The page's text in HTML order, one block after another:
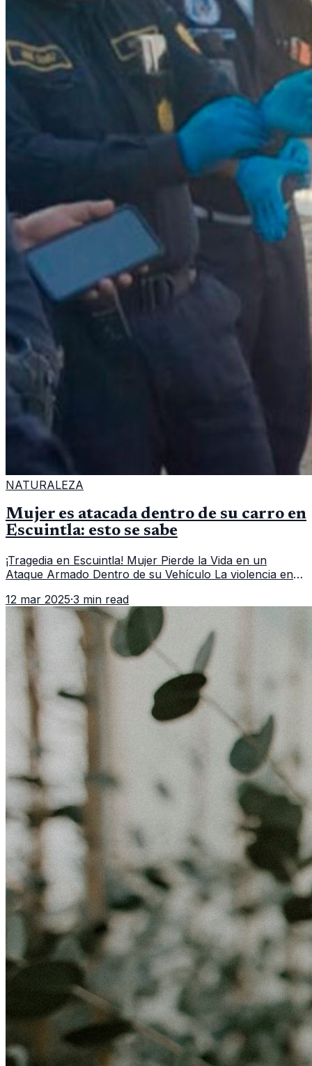
NATURALEZA
Mujer es atacada dentro de su carro en
Escuintla: esto se sabe
¡Tragedia en Escuintla! Mujer Pierde la Vida en un
Ataque Armado Dentro de su Vehículo La violencia en
un ataque armado ha dej
12 mar 2025·3 min read